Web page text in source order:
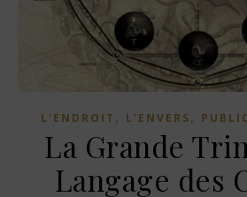
L'ENDROIT , L'ENVERS,
La Grande
Langage des